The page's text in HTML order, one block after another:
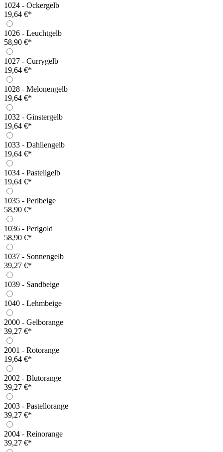
1024 - Ockergelb
19,64 €*
1026 - Leuchtgelb
58,90 €*
1027 - Currygelb
19,64 €*
1028 - Melonengelb
19,64 €*
1032 - Ginstergelb
19,64 €*
1033 - Dahliengelb
19,64 €*
1034 - Pastellgelb
19,64 €*
1035 - Perlbeige
58,90 €*
1036 - Perlgold
58,90 €*
1037 - Sonnengelb
39,27 €*
1039 - Sandbeige
1040 - Lehmbeige
2000 - Gelborange
39,27 €*
2001 - Rotorange
19,64 €*
2002 - Blutorange
39,27 €*
2003 - Pastellorange
39,27 €*
2004 - Reinorange
39,27 €*